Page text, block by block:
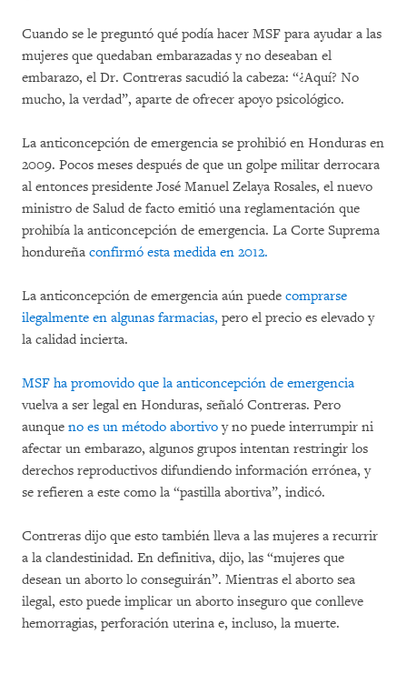
Cuando se le preguntó qué podía hacer MSF para ayudar a las
mujeres que quedaban embarazadas y no deseaban el
embarazo, el Dr. Contreras sacudió la cabeza: “¿Aquí? No
mucho, la verdad”, aparte de ofrecer apoyo psicológico.
La anticoncepción de emergencia se prohibió en Honduras en
2009. Pocos meses después de que un golpe militar derrocara
al entonces presidente José Manuel Zelaya Rosales, el nuevo
ministro de Salud de facto emitió una reglamentación que
prohibía la anticoncepción de emergencia. La Corte Suprema
hondureña confirmó esta medida en 2012.
La anticoncepción de emergencia aún puede comprarse
ilegalmente en algunas farmacias, pero el precio es elevado y
la calidad incierta.
MSF ha promovido que la anticoncepción de emergencia
vuelva a ser legal en Honduras, señaló Contreras. Pero
aunque no es un método abortivoy no puede interrumpir ni
afectar un embarazo, algunos grupos intentan restringir los
derechos reproductivos difundiendo información errónea, y
se refieren a este como la “pastilla abortiva”, indicó.
Contreras dijo que esto también lleva a las mujeres a recurrir
a la clandestinidad. En definitiva, dijo, las “mujeres que
desean un aborto lo conseguirán”. Mientras el aborto sea
ilegal, esto puede implicar un aborto inseguro que conlleve
hemorragias, perforación uterina e, incluso, la muerte.